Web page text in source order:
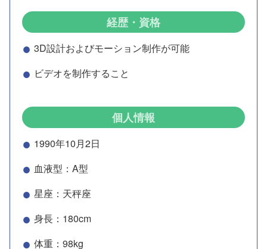
経歴・資格
3D設計およびモーション制作が可能
ビデオを制作すること
個人情報
1990年10月2日
血液型：A型
星座：天秤座
身長：180cm
体重：98kg